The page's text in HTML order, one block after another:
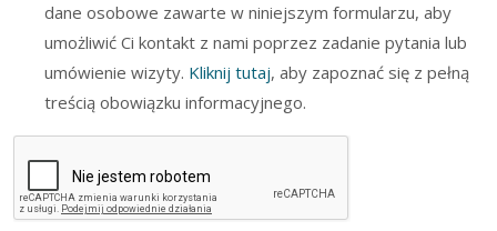
dane osobowe zawarte w niniejszym formularzu, aby
umożliwić Ci kontakt z nami poprzez zadanie pytania lub
umówienie wizyty. Kliknij tutaj, aby zapoznać się z pełną
treścią obowiązku informacyjnego.